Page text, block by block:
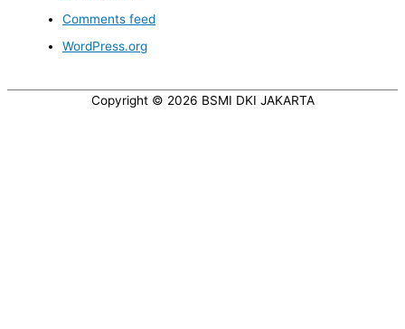
Comments feed
WordPress.org
Copyright © 2026 BSMI DKI JAKARTA